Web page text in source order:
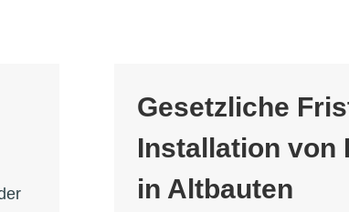
Gesetzliche
Installation von
in Altbauten